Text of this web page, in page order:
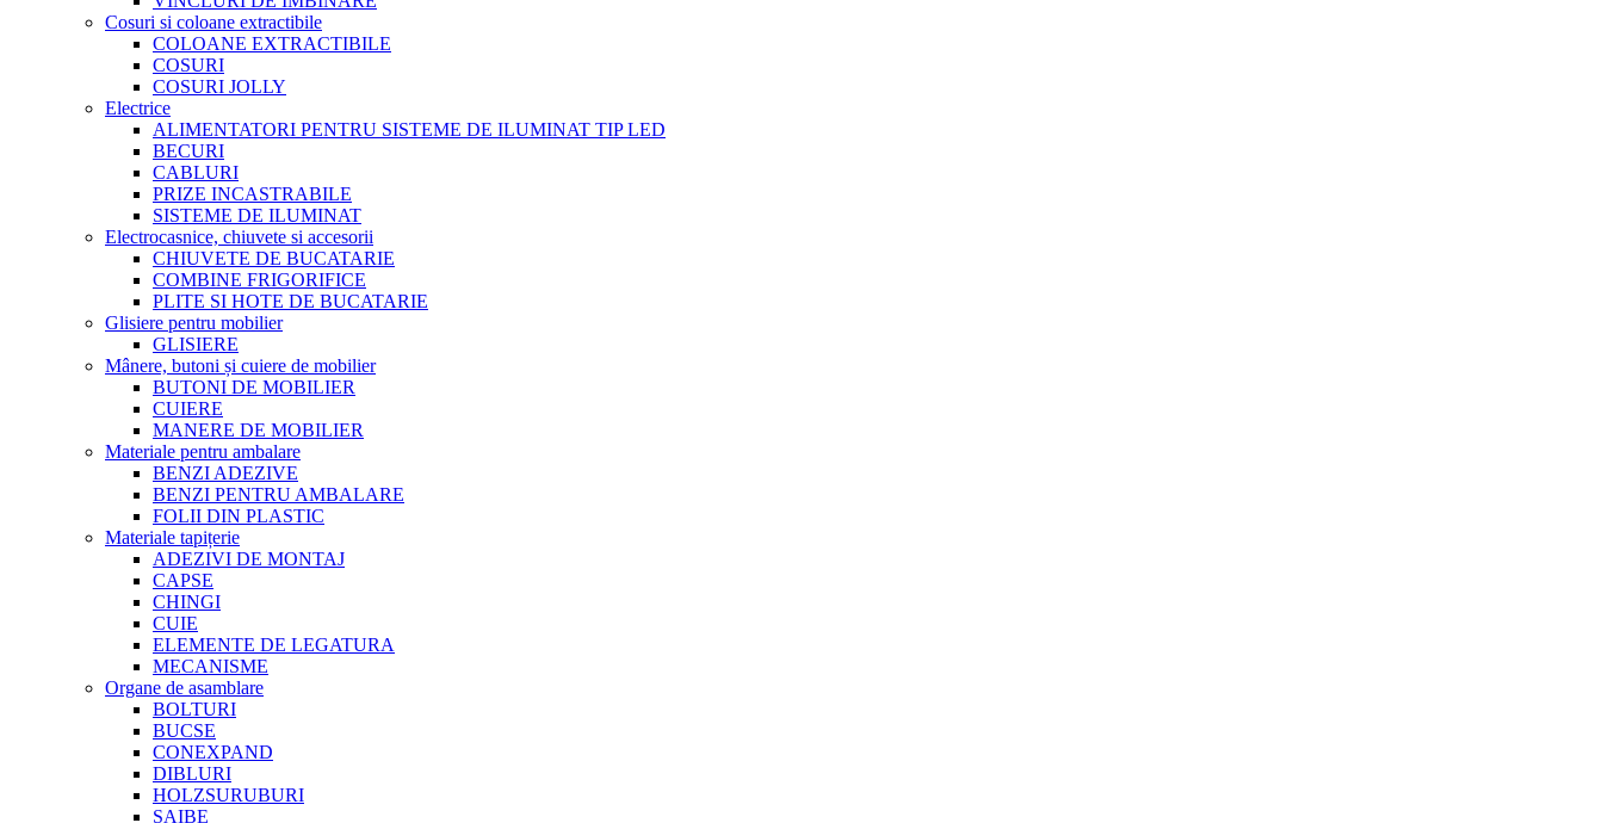
Cosuri si coloane extractibile
COLOANE EXTRACTIBILE
COSURI
COSURI JOLLY
Electrice
ALIMENTATORI PENTRU SISTEME DE ILUMINAT TIP LED
BECURI
CABLURI
PRIZE INCASTRABILE
SISTEME DE ILUMINAT
Electrocasnice, chiuvete si accesorii
CHIUVETE DE BUCATARIE
COMBINE FRIGORIFICE
PLITE SI HOTE DE BUCATARIE
Glisiere pentru mobilier
GLISIERE
Mânere, butoni și cuiere de mobilier
BUTONI DE MOBILIER
CUIERE
MANERE DE MOBILIER
Materiale pentru ambalare
BENZI ADEZIVE
BENZI PENTRU AMBALARE
FOLII DIN PLASTIC
Materiale tapițerie
ADEZIVI DE MONTAJ
CAPSE
CHINGI
CUIE
ELEMENTE DE LEGATURA
MECANISME
Organe de asamblare
BOLTURI
BUCSE
CONEXPAND
DIBLURI
HOLZSURUBURI
SAIBE